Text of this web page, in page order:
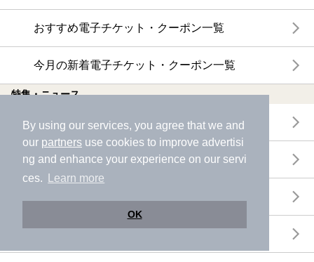
By using our services, you agree that we and
our partners use cookies to improve advertisi
ng and enhance your experience on our servi
ces.
Learn more
OK
おすすめ電子チケット・クーポン一覧
今月の新着電子チケット・クーポン一覧
特集・ニュース
ニフティ温泉ニュース
体験レポート